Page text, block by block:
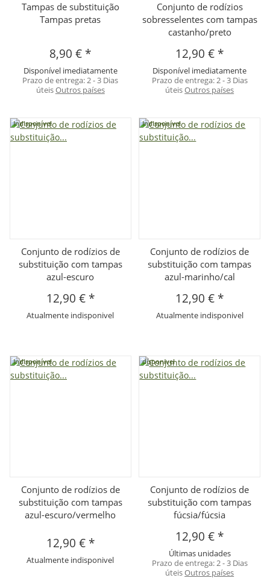
Tampas de substituição
Tampas pretas
8,90 € *
Disponível imediatamente
Prazo de entrega:2 - 3 Dias
úteisOutros países
Conjunto de rodízios
sobresselentes com tampas
castanho/preto
12,90 € *
Disponível imediatamente
Prazo de entrega:2 - 3 Dias
úteisOutros países
Indisponível
Conjunto de rodízios de
substituição com tampas
azul-escuro
12,90 € *
Atualmente indisponivel
Indisponível
Conjunto de rodízios de
substituição com tampas
azul-marinho/cal
12,90 € *
Atualmente indisponivel
Indisponível
Conjunto de rodízios de
substituição com tampas
azul-escuro/vermelho
12,90 € *
Atualmente indisponivel
disponivel
Conjunto de rodízios de
substituição com tampas
fúcsia/fúcsia
12,90 € *
Últimas unidades
Prazo de entrega:2 - 3 Dias
úteisOutros países